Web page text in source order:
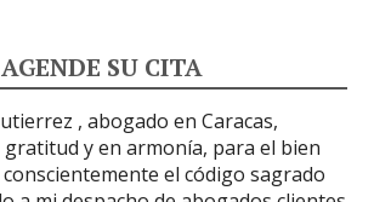
AGENDE SU CITA